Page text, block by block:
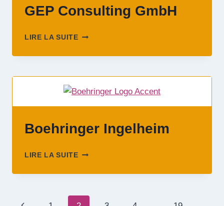
GEP Consulting GmbH
LIRE LA SUITEGEP
GMBH
Boehringer Ingelheim
LIRE LA SUITEBOEHRINGER